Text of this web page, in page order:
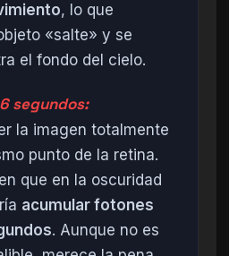
, lo que
«salte» y se
el fondo del cielo.
segundos:
la imagen totalmente
punto de la retina.
que en la oscuridad
acumular fotones
. Aunque no es